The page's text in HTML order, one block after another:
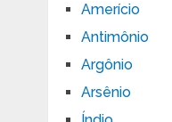
Amerício
Antimônio
Argônio
Arsênio